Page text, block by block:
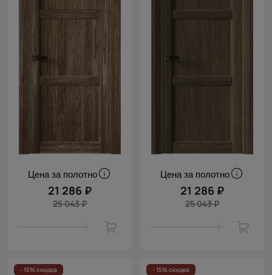
Цена за полотно
21 286 ₽
25 043 ₽
Цена за полотно
21 286 ₽
25 043 ₽
- 15% скидка - 15% скидка